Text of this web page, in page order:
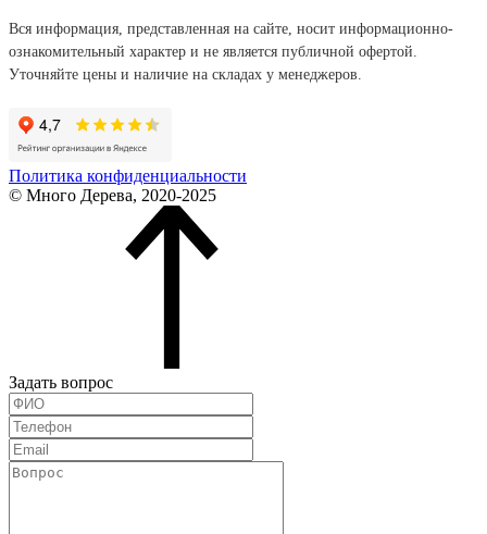
Вся информация, представленная на сайте, носит информационно-
ознакомительный характер и не является публичной офертой.
Уточняйте цены и наличие на складах у менеджеров.
Политика конфиденциальности
© Много Дерева, 2020-2025
Задать вопрос